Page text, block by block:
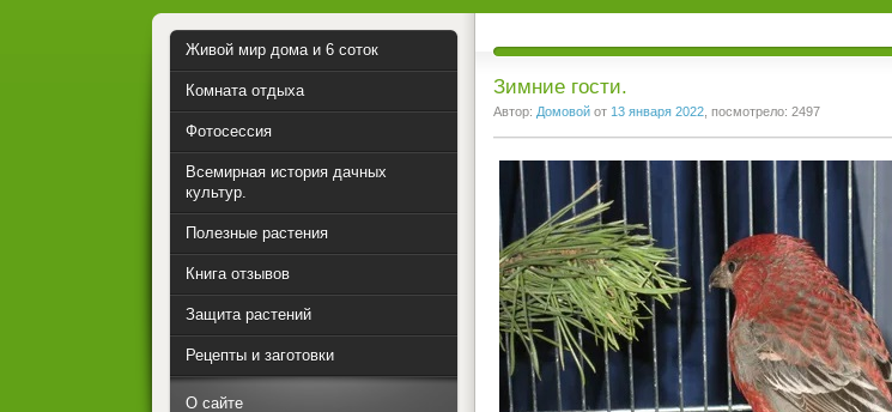
1 2 3
Зимние гости.
Автор: Домовой от 13 января 2022 , посмотрело: 2497
Живой мир дома и 6 соток
Комната отдыха
Фотосессия
Всемирная история дачных
культур.
Полезные растения
Книга отзывов
Защита растений
Рецепты и заготовки
О сайте